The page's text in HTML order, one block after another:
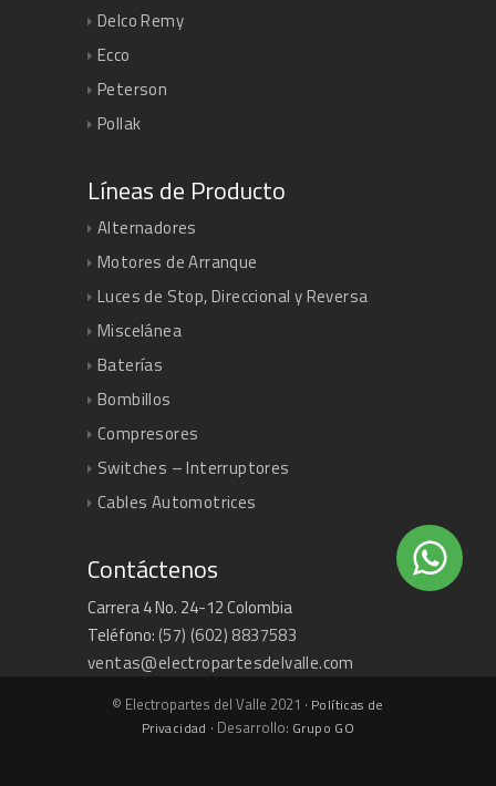
Delco Remy
Ecco
Peterson
Pollak
Líneas de Producto
Alternadores
Motores de Arranque
Luces de Stop, Direccional y Reversa
Miscelánea
Baterías
Bombillos
Compresores
Switches – Interruptores
Cables Automotrices
Contáctenos
Carrera 4 No. 24-12 Colombia
Teléfono:(57) (602) 8837583
ventas@electropartesdelvalle.com
© Electropartes del Valle 2021 · Políticas de
Privacidad · Desarrollo: Grupo GO